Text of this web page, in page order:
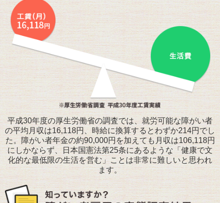
平成30年度の厚生労働省の調査では、就労可能な障がい者
の平均月収は16,118円、時給に換算するとわずか214円でし
た。障がい者年金の約90,000円を加えても月収は106,118円
にしかならず、日本国憲法第25条にあるような「健康で文
化的な最低限の生活を営む」ことは非常に難しいと思われ
ます。